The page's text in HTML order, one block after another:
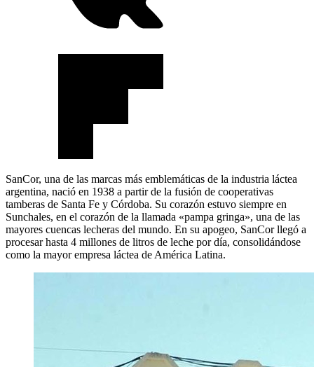
SanCor, una de las marcas más emblemáticas de la industria láctea
argentina, nació en 1938 a partir de la fusión de cooperativas
tamberas de Santa Fe y Córdoba. Su corazón estuvo siempre en
Sunchales, en el corazón de la llamada «pampa gringa», una de las
mayores cuencas lecheras del mundo. En su apogeo, SanCor llegó a
procesar hasta 4 millones de litros de leche por día, consolidándose
como la mayor empresa láctea de América Latina.